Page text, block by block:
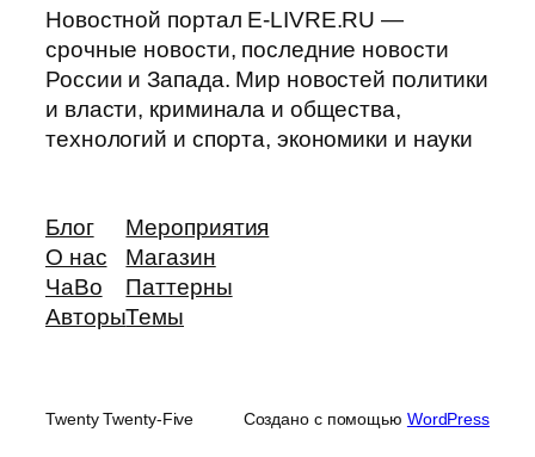
Новостной портал E-LIVRE.RU —
срочные новости, последние новости
России и Запада. Мир новостей политики
и власти, криминала и общества,
технологий и спорта, экономики и науки
Блог
О нас
ЧаВо
Авторы
Мероприятия
Магазин
Паттерны
Темы
Twenty Twenty-Five Создано с помощью WordPress